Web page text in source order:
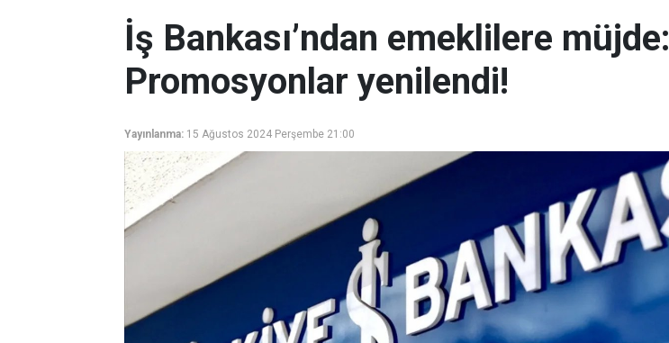
İş Bankası’ndan emeklilere müjde:
Promosyonlar yenilendi!
Yayınlanma: 15 Ağustos 2024 Perşembe 21:00